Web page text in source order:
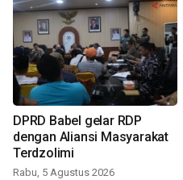
DPRD Babel gelar RDP
dengan Aliansi Masyarakat
Terdzolimi
Rabu, 5 Agustus 2026